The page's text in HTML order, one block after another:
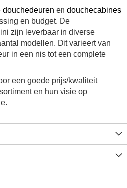
douchedeuren en douchecabines
en budget. De
zijn leverbaar in diverse
modellen. Dit varieert van
in een nis tot een complete
een goede prijs/kwaliteit
en hun visie op